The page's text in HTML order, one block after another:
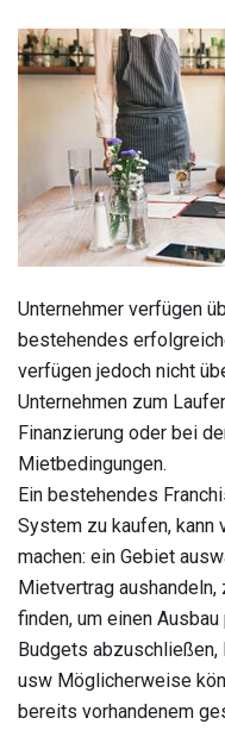
Unternehmer verfügen
bestehendes
verfügen jedoch nicht
Unternehmen zum
Finanzierung oder bei
Mietbedingungen.
Ein bestehendes
System zu kaufen, kann
machen: ein Gebiet
Mietvertrag
finden, um einen
Budgets
usw Möglicherweise
bereits vorhandenem